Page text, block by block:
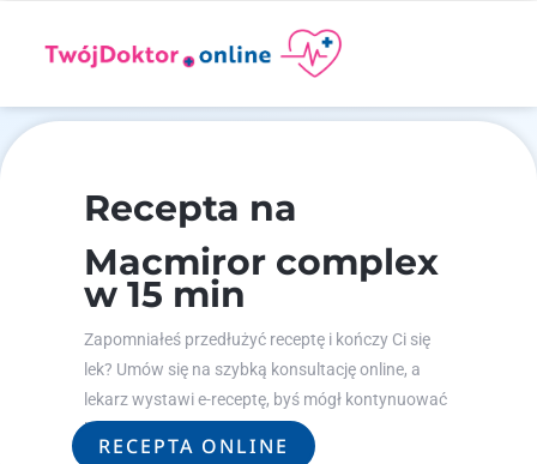
Recepta na
Macmiror complex
w 15 min
Zapomniałeś przedłużyć receptę i kończy Ci się
lek? Umów się na szybką konsultację online, a
lekarz wystawi e-receptę, byś mógł kontynuować
leczenie.
RECEPTA ONLINE